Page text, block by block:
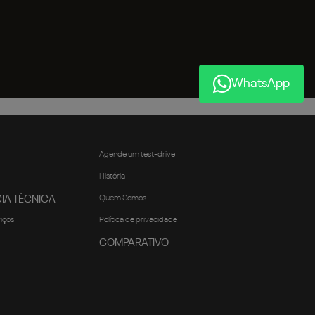
TÉCNICA
Agende um test-drive
História
Quem Somos
Política de privacidade
COMPARATIVO
WhatsApp